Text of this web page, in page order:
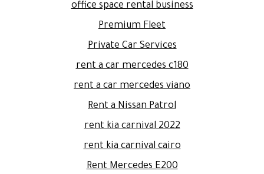
office space rental business
Premium Fleet
Private Car Services
rent a car mercedes c180
rent a car mercedes viano
Rent a Nissan Patrol
rent kia carnival 2022
rent kia carnival cairo
Rent Mercedes E200